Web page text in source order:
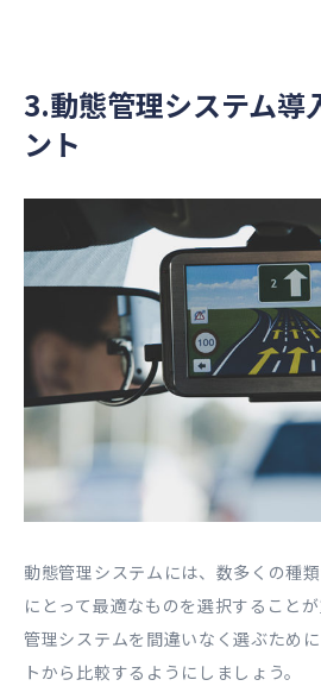
3.動態管理システム導
ント
動態管理システムには、数多くの種
にとって最適なものを選択すること
管理システムを間違いなく選ぶため
トから比較するようにしましょう。